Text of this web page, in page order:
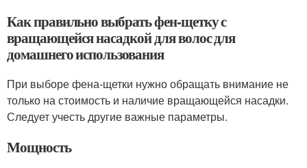
Как правильно выбрать фен-щетку с
вращающейся насадкой для волос для
домашнего использования
При выборе фена-щетки нужно обращать внимание не
только на стоимость и наличие вращающейся насадки.
Следует учесть другие важные параметры.
Мощность